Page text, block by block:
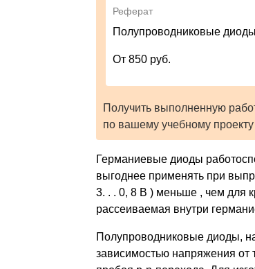
Реферат
Полупроводниковые диоды
От 850 руб.
Получить выполненную
по вашему учебному проекту
Германиевые диоды
выгоднее применять при
3. . . 0, 8 B ) меньше , чем для
рассеиваемая внутри
Полупроводниковые диоды,
зависимостью напряжения от